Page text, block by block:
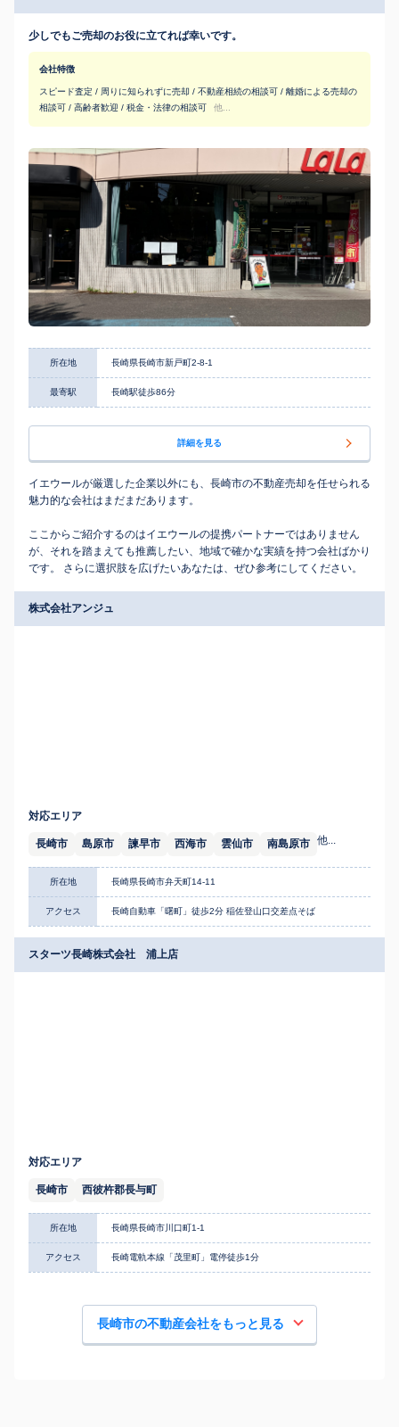
少しでもご売却のお役に立てれば幸いです。
会社特徴
スピード査定 / 周りに知られずに売却 / 不動産相続の相談可 / 離婚による売却の
相談可 / 高齢者歓迎 / 税金・法律の相談可
他...
所在地 長崎県長崎市新戸町2-8-1
最寄駅 長崎駅徒歩86分
詳細を見る
イエウールが厳選した企業以外にも、長崎市の不動産売却を任せられる
魅力的な会社はまだまだあります。
ここからご紹介するのはイエウールの提携パートナーではありません
が、それを踏まえても推薦したい、地域で確かな実績を持つ会社ばかり
です。 さらに選択肢を広げたいあなたは、ぜひ参考にしてください。
株式会社アンジュ
対応エリア
長崎市 島原市 諫早市 西海市 雲仙市 南島原市 他...
所在地 長崎県長崎市弁天町14-11
アクセス 長崎自動車「曙町」徒歩2分 稲佐登山口交差点そば
スターツ長崎株式会社 浦上店
対応エリア
長崎市 西彼杵郡長与町
所在地 長崎県長崎市川口町1-1
アクセス 長崎電軌本線「茂里町」電停徒歩1分
長崎市の不動産会社をもっと見る